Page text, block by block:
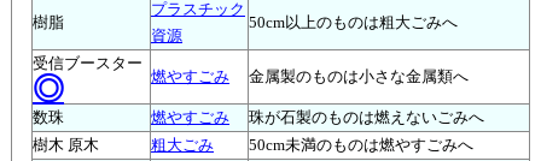
樹脂
プラスチック
資源
50cm以上のものは粗大ごみへ
受信ブースター
◎ 燃やすごみ 金属製のものは小さな金属類へ
数珠 燃やすごみ
珠が石製のものは燃えないごみへ
樹木 原木
粗大ごみ
50cm未満のものは燃やすごみへ